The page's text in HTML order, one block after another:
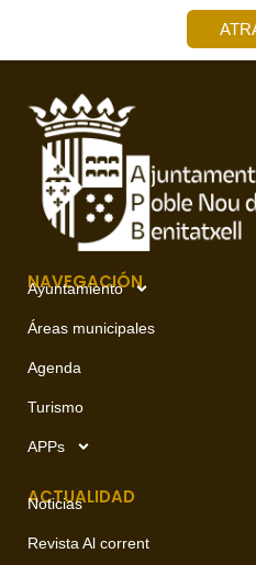
NAVEGACIÓN
Ayuntamiento
Áreas municipales
Agenda
Turismo
APPs
ACTUALIDAD
Noticias
Revista Al corrent